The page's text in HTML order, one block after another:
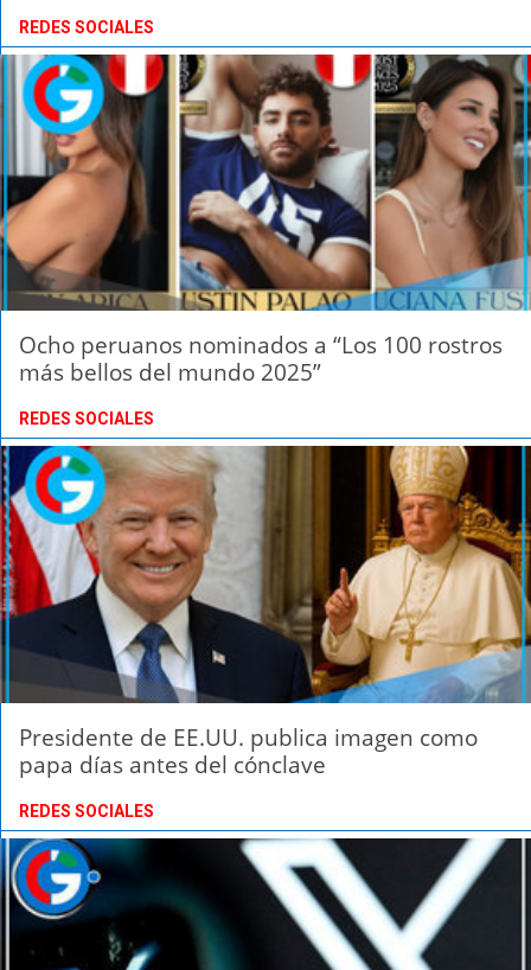
REDES SOCIALES
Ocho peruanos nominados a “Los 100 rostros
más bellos del mundo 2025”
REDES SOCIALES
Presidente de EE.UU. publica imagen como
papa días antes del cónclave
REDES SOCIALES